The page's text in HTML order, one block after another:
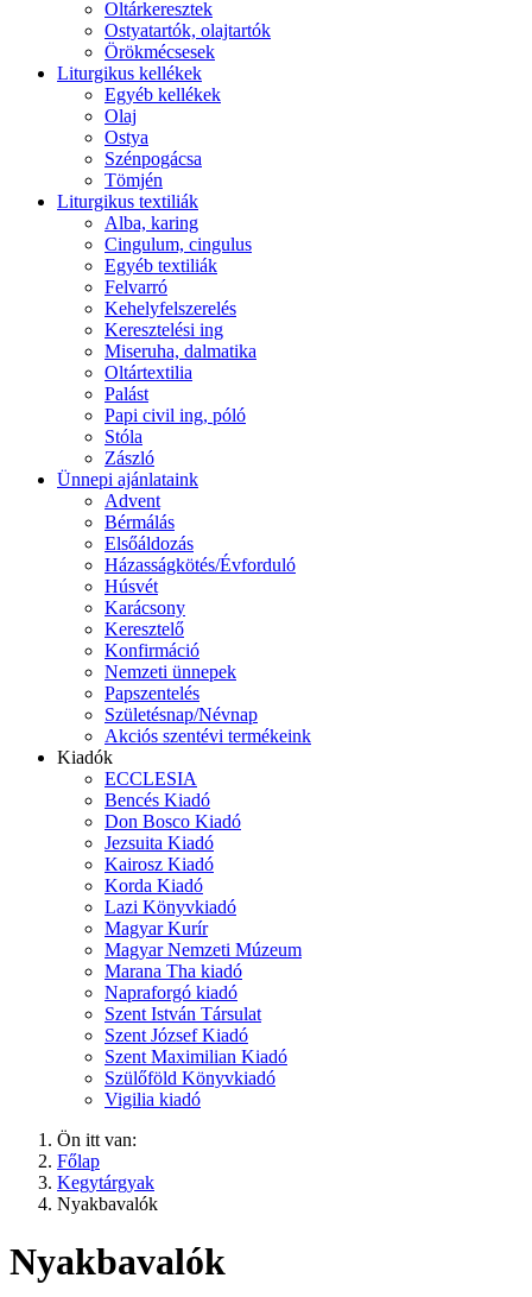
Oltárkeresztek
Ostyatartók, olajtartók
Örökmécsesek
Liturgikus kellékek
Egyéb kellékek
Olaj
Ostya
Szénpogácsa
Tömjén
Liturgikus textiliák
Alba, karing
Cingulum, cingulus
Egyéb textiliák
Felvarró
Kehelyfelszerelés
Keresztelési ing
Miseruha, dalmatika
Oltártextilia
Palást
Papi civil ing, póló
Stóla
Zászló
Ünnepi ajánlataink
Advent
Bérmálás
Elsőáldozás
Házasságkötés/Évforduló
Húsvét
Karácsony
Keresztelő
Konfirmáció
Nemzeti ünnepek
Papszentelés
Születésnap/Névnap
Akciós szentévi termékeink
Kiadók
ECCLESIA
Bencés Kiadó
Don Bosco Kiadó
Jezsuita Kiadó
Kairosz Kiadó
Korda Kiadó
Lazi Könyvkiadó
Magyar Kurír
Magyar Nemzeti Múzeum
Marana Tha kiadó
Napraforgó kiadó
Szent István Társulat
Szent József Kiadó
Szent Maximilian Kiadó
Szülőföld Könyvkiadó
Vigilia kiadó
Ön itt van:
Főlap
Kegytárgyak
Nyakbavalók
Nyakbavalók